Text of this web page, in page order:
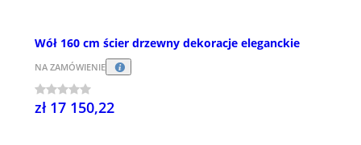
Wół 160 cm ścier drzewny dekoracje eleganckie
NA ZAMÓWIENIE
zł 17 150,22